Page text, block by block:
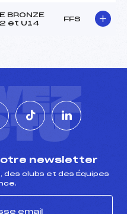
BRONZE
et U14
FFS
newsletter
des clubs et des Équipes